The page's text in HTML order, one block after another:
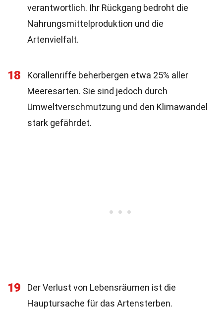
verantwortlich. Ihr Rückgang bedroht die
Nahrungsmittelproduktion und die
Artenvielfalt.
18
Korallenriffe beherbergen etwa 25% aller
Meeresarten. Sie sind jedoch durch
Umweltverschmutzung und den Klimawandel
stark gefährdet.
19
Der Verlust von Lebensräumen ist die
Hauptursache für das Artensterben.